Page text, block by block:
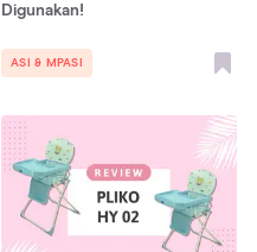
Digunakan!
ASI & MPASI